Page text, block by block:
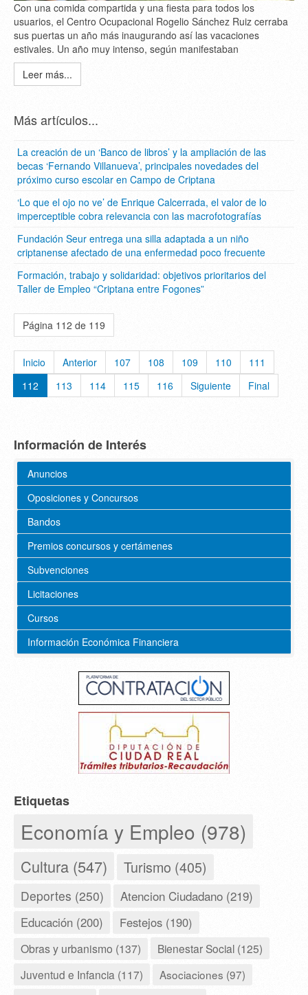
Con una comida compartida y una fiesta para todos los
usuarios, el Centro Ocupacional Rogelio Sánchez Ruiz cerraba
sus puertas un año más inaugurando así las vacaciones
estivales. Un año muy intenso, según manifestaban
Leer más...
Más artículos...
La creación de un ‘Banco de libros’ y la ampliación de las
becas ‘Fernando Villanueva’, principales novedades del
próximo curso escolar en Campo de Criptana
‘Lo que el ojo no ve’ de Enrique Calcerrada, el valor de lo
imperceptible cobra relevancia con las macrofotografías
Fundación Seur entrega una silla adaptada a un niño
criptanense afectado de una enfermedad poco frecuente
Formación, trabajo y solidaridad: objetivos prioritarios del
Taller de Empleo “Criptana entre Fogones”
Página 112 de 119
Inicio Anterior 107 108 109 110
111
112
113 114 115 116 Siguiente Final
Información de Interés
Anuncios
Oposiciones y Concursos
Bandos
Premios concursos y certámenes
Subvenciones
Licitaciones
Cursos
Información Económica Financiera
Etiquetas
Economía y Empleo (978)
Cultura (547) Turismo (405)
Deportes (250) Atencion Ciudadano (219)
Educación (200) Festejos (190)
Obras y urbanismo (137)
Bienestar Social (125)
Juventud e Infancia (117)
Asociaciones (97)